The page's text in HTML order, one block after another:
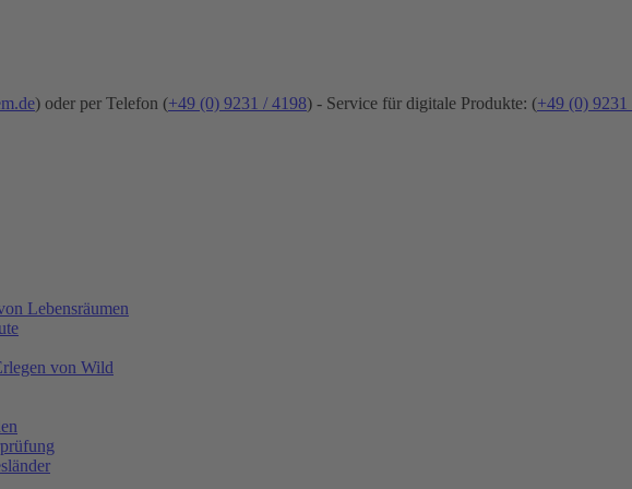
) oder per Telefon (+49 (0) 9231 / 4198) - Service für digitale Produkte: (+49 (0) 9231
Lebensräumen
von Wild